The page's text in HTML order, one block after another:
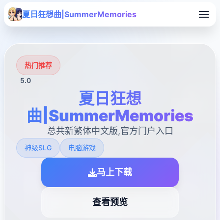
夏日狂想曲|SummerMemories
热门推荐
5.0
夏日狂想
曲|SummerMemories
总共新繁体中文版,官方门户入口
神级SLG 电脑游戏
马上下载
查看预览